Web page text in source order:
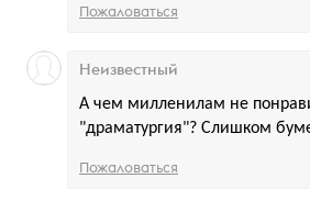
Пожаловаться
А чем милленилам не
"драматургия"? Слишком
Неизвестный
Пожаловаться